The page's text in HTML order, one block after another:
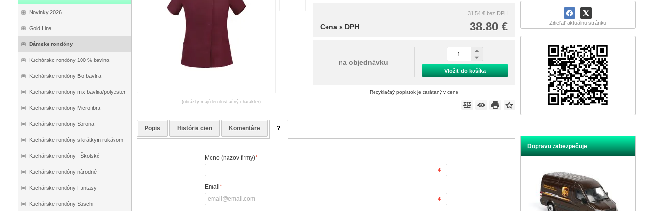
Novinky 2026
Gold Line
Dámske rondóny
Kuchárske rondóny 100 % bavlna
Kuchárske rondóny Bio bavlna
Kuchárske rondóny mix bavlna/polyester
Kuchárske rondóny Microfibra
Kuchárske rondony Sorona
Kuchárske rondóny s krátkym rukávom
Kuchárske rondóny - Školské
Kuchárske rondóny národné
Kuchárske rondóny Fantasy
Kuchárske rondóny Suschi
Zdieľať aktuálnu stránku
Dopravu zabezpečuje
(obrázky majú len ilustračný charakter)
31.54 € bez DPH
38.80 €
Cena s DPH
na objednávku
Vložiť do košíka
Recyklačný poplatok je zarátaný v cene
Popis História cien Komentáre ?
Meno (názov firmy)*
Email*